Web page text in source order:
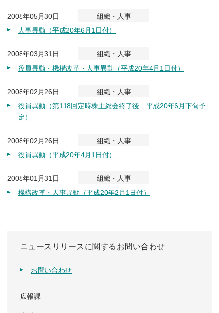
2008年05月30日
組織・人事
人事異動（平成20年6月1日付）
2008年03月31日
組織・人事
役員異動・機構改革・人事異動（平成20年4月1日付）
2008年02月26日
組織・人事
役員異動（第118回定時株主総会終了後 平成20年6月下旬予
定）
2008年02月26日
組織・人事
役員異動（平成20年4月1日付）
2008年01月31日
組織・人事
機構改革・人事異動（平成20年2月1日付）
ニュースリリースに関するお問い合わせ
お問い合わせ
広報課